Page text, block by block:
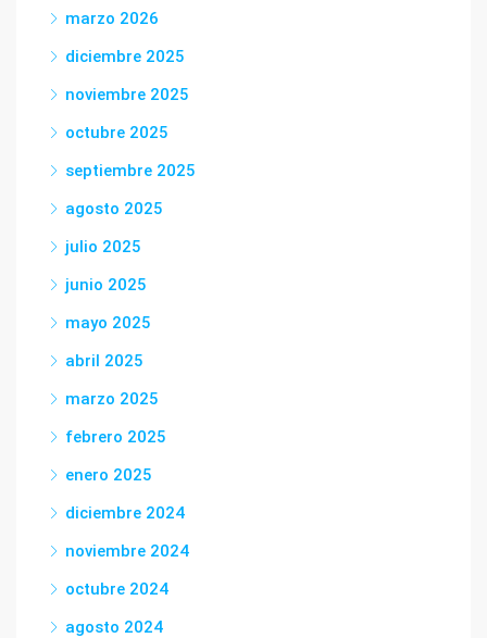
marzo 2026
diciembre 2025
noviembre 2025
octubre 2025
septiembre 2025
agosto 2025
julio 2025
junio 2025
mayo 2025
abril 2025
marzo 2025
febrero 2025
enero 2025
diciembre 2024
noviembre 2024
octubre 2024
agosto 2024